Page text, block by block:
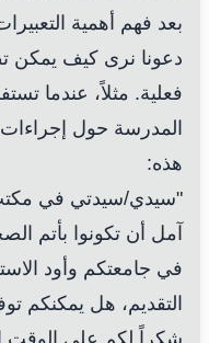
بعد فهم أهمية
دعونا نرى كيف يمكن
فعلية. مثلاً، عندما
المدرسة حول إجراءات
هذه:
"سيدي/سيدتي في
آمل أن تكونوا بأتم
في جامعتكم وأود
التقديم، هل يمكنكم
شكراً لكم على الوقت